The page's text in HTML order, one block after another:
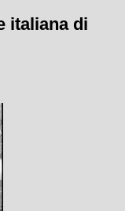
italiana di